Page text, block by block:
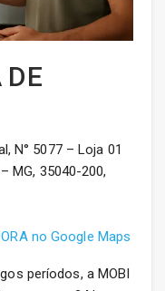
DE
N° 5077 – Loja 01
MG, 35040-200,
no Google Maps
períodos, a MOBI